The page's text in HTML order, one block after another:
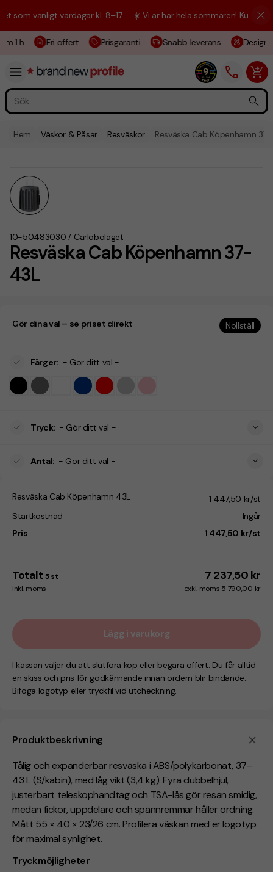
vanligt vardagar kl. 8–17. ☀️ Vi är här hela sommaren!
1 h Fri offert Prisgaranti Snabb leverans
Hem Väskor & Påsar Resväskor Resväska Cab Köpenhamn
Resväska Cab Köpenhamn 37-
43L
10-50483030 / Carlobolaget
Produktbeskrivning
Tålig och expanderbar resväska i ABS/polykarbonat, 37–
43 L (S/kabin), med låg vikt (3,4 kg). Fyra dubbelhjul,
justerbart teleskophandtag och TSA-lås gör resan smidig,
medan fickor, uppdelare och spännremmar håller ordning.
Mått 55 × 40 × 23/26 cm. Profilera väskan med er logotyp
för maximal synlighet.
Tryckmöjligheter
Gör dina val – se priset direkt Nollställ
Färger: - Gör ditt val -
Tryck: - Gör ditt val -
Antal: - Gör ditt val -
Resväska Cab Köpenhamn 43L
1 447,50 kr/st
Startkostnad
Ingår
Pris
1 447,50 kr/st
Totalt 5 st 7 237,50 kr
inkl. moms exkl. moms 5 790,00 kr
Lägg i varukorg
I kassan väljer du att slutföra köp eller begära offert. Du får alltid
en skiss och pris för godkännande innan ordern blir bindande.
Bifoga logotyp eller tryckfil vid utcheckning.